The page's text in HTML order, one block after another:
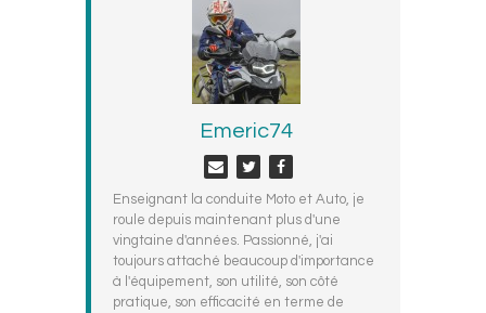
Emeric74
Enseignant la conduite Moto et Auto, je
roule depuis maintenant plus d'une
vingtaine d'années. Passionné, j'ai
toujours attaché beaucoup d'importance
à l'équipement, son utilité, son côté
pratique, son efficacité en terme de